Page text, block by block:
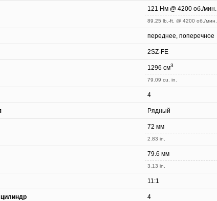
121 Нм @ 4200 об./мин.
89.25 lb.-ft. @ 4200 об./мин.
переднее, поперечное
2SZ-FE
1296 см3
79.09 cu. in.
4
Рядный
72 мм
2.83 in.
79.6 мм
3.13 in.
11:1
цилиндр 4